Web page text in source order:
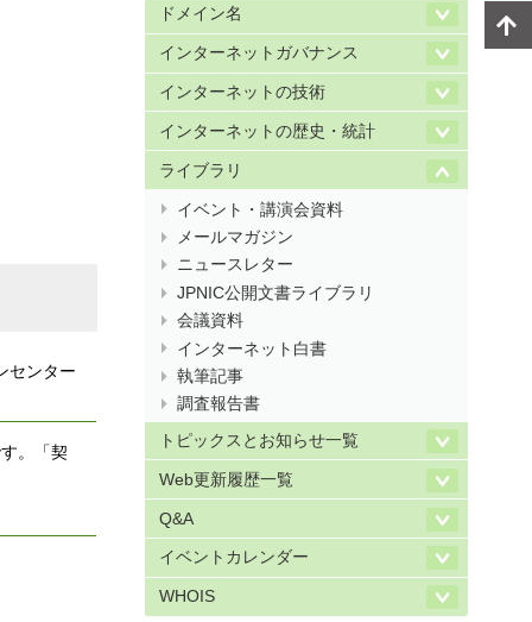
センター
。「契
ドメイン名
インターネットガバナンス
インターネットの技術
インターネットの歴史・統計
ライブラリ
イベント・講演会資料
メールマガジン
ニュースレター
JPNIC公開文書ライブラリ
会議資料
インターネット白書
執筆記事
調査報告書
トピックスとお知らせ一覧
Web更新履歴一覧
Q&A
イベントカレンダー
WHOIS